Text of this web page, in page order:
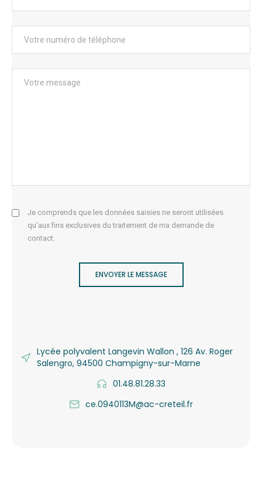
Je comprends que les données saisies ne seront utilisées
qu'aux fins exclusives du traitement de ma demande de
contact.
ENVOYER LE MESSAGE
Lycée polyvalent Langevin Wallon , 126 Av. Roger
Salengro, 94500 Champigny-sur-Marne
01.48.81.28.33
ce.0940113M@ac-creteil.fr